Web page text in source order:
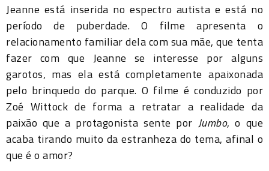
Jeanne está inserida no espectro autista e está no
período de puberdade. O filme apresenta o
relacionamento familiar dela com sua mãe, que tenta
fazer com que Jeanne se interesse por alguns
garotos, mas ela está completamente apaixonada
pelo brinquedo do parque. O filme é conduzido por
Zoé Wittock de forma a retratar a realidade da
paixão que a protagonista sente por Jumbo, o que
acaba tirando muito da estranheza do tema, afinal o
que é o amor?